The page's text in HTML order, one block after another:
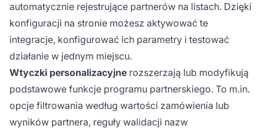
automatycznie rejestrujące partnerów na listach. Dzięki
konfiguracji na stronie możesz aktywować te
integracje, konfigurować ich parametry i testować
działanie w jednym miejscu.
Wtyczki personalizacyjne rozszerzają lub modyfikują
podstawowe funkcje programu partnerskiego. To m.in.
opcje filtrowania według wartości zamówienia lub
wyników partnera, reguły walidacji nazw